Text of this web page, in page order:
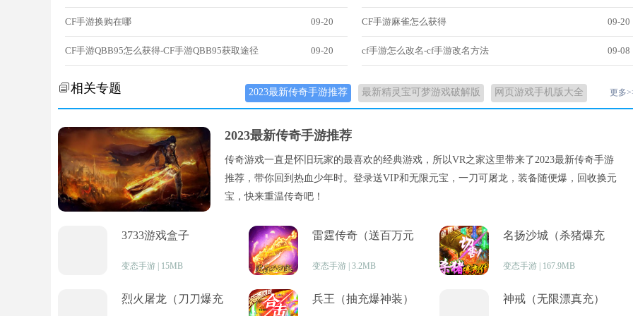
CF手游换购在哪 09-20 CF手游麻雀怎么获得 09-20
CF手游QBB95怎么获得-CF手游QBB95获取途径 09-20 cf手游怎么改名-cf手游改名方法 09-08
相关专题 2023最新传奇手游推荐 最新精灵宝可梦游戏破解版 网页游戏手机版大全 更多
2023最新传奇手游推荐
传奇游戏一直是怀旧玩家的最喜欢的经典游戏，所以VR之家这里带来了2023最新传奇手游
推荐，带你回到热血少年时。登录送VIP和无限元宝，一刀可屠龙，装备随便爆，回收换元
宝，快来重温传奇吧！
3733游戏盒子
变态手游 | 15MB
雷霆传奇（送百万元
变态手游 | 3.2MB
名扬沙城（杀猪爆充
变态手游 | 167.9MB
烈火屠龙（刀刀爆充
兵王（抽充爆神装） 神戒（无限漂真充）